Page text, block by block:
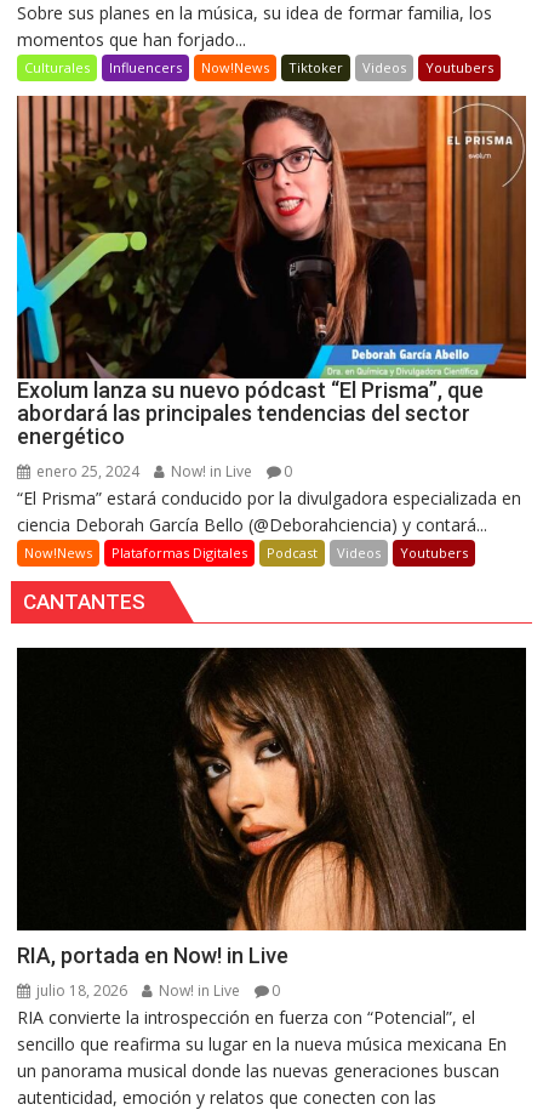
Sobre sus planes en la música, su idea de formar familia, los
momentos que han forjado...
Culturales Influencers Now!News Tiktoker Videos Youtubers
Exolum lanza su nuevo pódcast “El Prisma”, que
abordará las principales tendencias del sector
energético
enero 25, 2024 Now! in Live 0
“El Prisma” estará conducido por la divulgadora especializada en
ciencia Deborah García Bello (@Deborahciencia) y contará...
Now!News Plataformas Digitales Podcast Videos Youtubers
CANTANTES
RIA, portada en Now! in Live
julio 18, 2026 Now! in Live 0
RIA convierte la introspección en fuerza con “Potencial”, el
sencillo que reafirma su lugar en la nueva música mexicana En
un panorama musical donde las nuevas generaciones buscan
autenticidad, emoción y relatos que conecten con las